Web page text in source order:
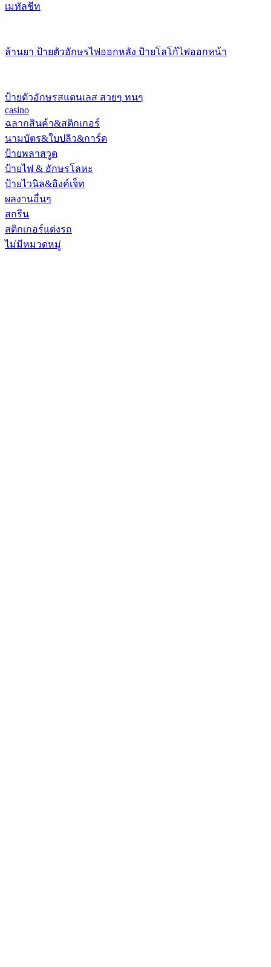
เมทัลชีท
ล้านยา ป้ายตัวอักษรไฟออกหลัง ป้ายโลโก้ไฟออกหน้า
ป้ายตัวอักษรสแตนเลส สวยๆ ทนๆ
casino
ฉลากสินค้า&สติกเกอร์
นามบัตร&ใบปลิว&การ์ด
ป้ายพลาสวูด
ป้ายไฟ & อักษรโลหะ
ป้ายไวนิล&อิงค์เจ็ท
ผลงานอื่นๆ
สกรีน
สติกเกอร์แต่งรถ
ไม่มีหมวดหมู่